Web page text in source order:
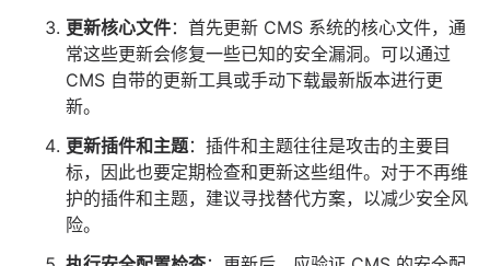
更新核心文件：首先更新 CMS 系统的核心文件，通
常这些更新会修复一些已知的安全漏洞。可以通过
CMS 自带的更新工具或手动下载最新版本进行更
新。
更新插件和主题：插件和主题往往是攻击的主要目
标，因此也要定期检查和更新这些组件。对于不再维
护的插件和主题，建议寻找替代方案，以减少安全风
险。